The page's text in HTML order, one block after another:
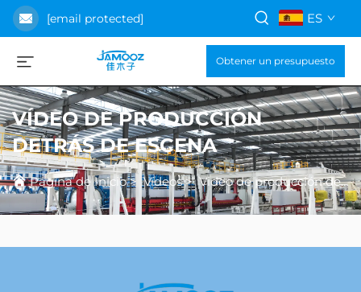
[email protected] ES
Obtener un presupuesto
VÍDEO DE PRODUCCIÓN
DETRÁS DE ESCENA
Página de Inicio>Vídeos>Video de producción detrás de cámaras